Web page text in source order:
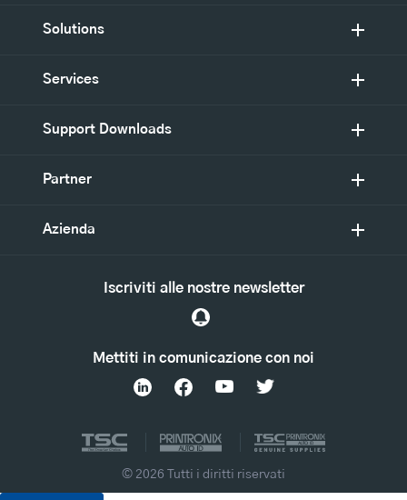
Solutions
Services
Support Downloads
Partner
Azienda
Mettiti in comunicazione con noi
Iscriviti alle nostre newsletter
© 2026 Tutti i diritti riservati